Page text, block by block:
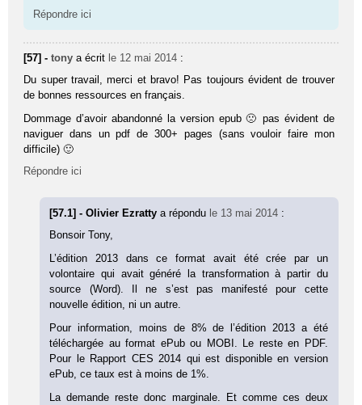
Répondre ici
[57] -tony a écrit le 12 mai 2014 :
Du super travail, merci et bravo! Pas toujours évident de trouver
de bonnes ressources en français.
Dommage d’avoir abandonné la version epub 🙁 pas évident de
naviguer dans un pdf de 300+ pages (sans vouloir faire mon
difficile) 🙂
Répondre ici
[57.1] - Olivier Ezrattya répondu le 13 mai 2014 :
Bonsoir Tony,
L’édition 2013 dans ce format avait été crée par un
volontaire qui avait généré la transformation à partir du
source (Word). Il ne s’est pas manifesté pour cette
nouvelle édition, ni un autre.
Pour information, moins de 8% de l’édition 2013 a été
téléchargée au format ePub ou MOBI. Le reste en PDF.
Pour le Rapport CES 2014 qui est disponible en version
ePub, ce taux est à moins de 1%.
La demande reste donc marginale. Et comme ces deux